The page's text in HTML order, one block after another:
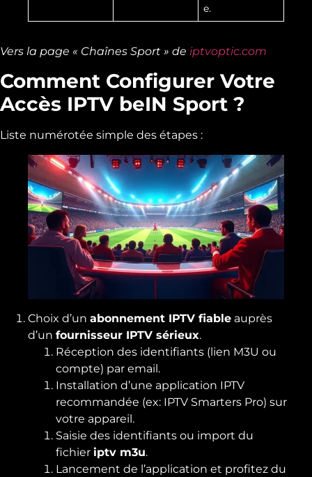
e.
Vers la page « Chaînes Sport » de iptvoptic.com
Comment Configurer Votre
Accès IPTV beIN Sport ?
Liste numérotée simple des étapes :
Choix d’un abonnement IPTV fiable auprès
d’un fournisseur IPTV sérieux.
Réception des identifiants (lien M3U ou
compte) par email.
Installation d’une application IPTV
recommandée (ex: IPTV Smarters Pro) sur
votre appareil.
Saisie des identifiants ou import du
fichier iptv m3u.
Lancement de l’application et profitez du